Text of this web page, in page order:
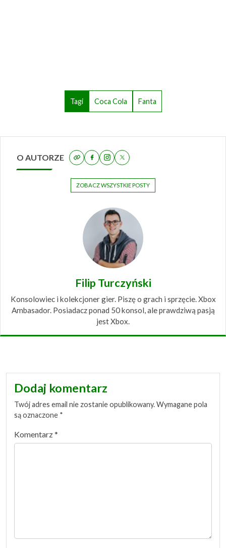
Tagi Coca Cola Fanta
O AUTORZE
ZOBACZ WSZYSTKIE POSTY
Filip Turczyński
Konsolowiec i kolekcjoner gier. Piszę o grach i sprzęcie. Xbox
Ambasador. Posiadacz ponad 50 konsol, ale prawdziwą pasją
jest Xbox.
Dodaj komentarz
Twój adres email nie zostanie opublikowany.Wymagane pola
są oznaczone *
Komentarz*